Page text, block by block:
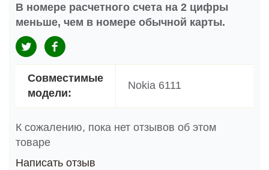
В номере расчетного счета на 2 цифры
меньше, чем в номере обычной карты.
Совместимые
модели:
Nokia 6111
К сожалению, пока нет отзывов об этом
товаре
Написать отзыв